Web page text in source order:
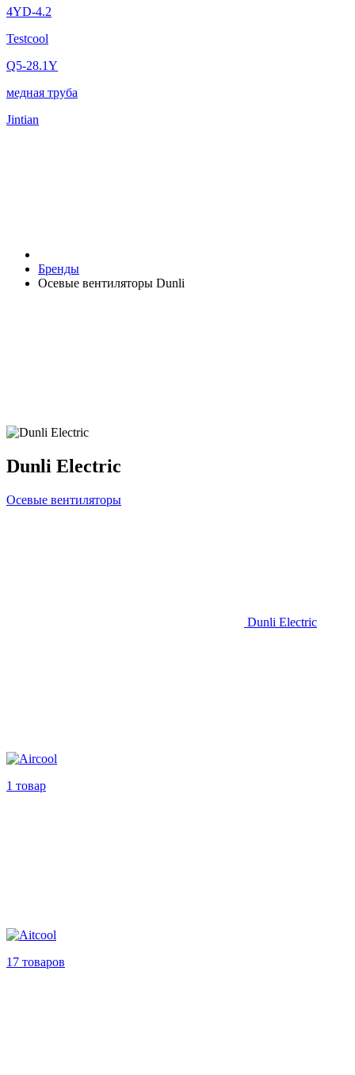
4YD-4.2
Testcool
Q5-28.1Y
медная труба
Jintian
Бренды
Осевые вентиляторы Dunli
Dunli Electric
Осевые вентиляторы
Dunli Electric
1 товар
17 товаров